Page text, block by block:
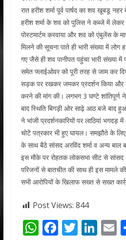
रात हरीश शर्मा पूर्व पार्षद का शव खूबडू नहर
हरीश शर्मा के शव को पुलिस ने कब्जे में
पोस्टमार्टम करवाया और शव को एंबुलेंस के
मिलने की सूचना पाते ही भारी संख्या में लोग
गए जैसे ही शव पानीपत पहुंचा भारी संख्या में
समेत फ्लाईओवर को पूरी तरह से जाम कर
सड़क पर रखकर जमकर प्रदर्शन किया और
करने की मांग की। लगभग 3 घण्टे शांतिपूर्ण
बाद स्थिति बिगड़ी ओर साढ़े आठ बजे बाद
ने भांजी प्रदर्शनकारियों पर लाठियां भगदड़
चोटें पत्रकार भी हुए घायल। समझौते के लिए
के साथ बैठे सांसद अरविंद शर्मा व अन्य बाल
इस मौके पर रोहतक लोकसभा सीट से सांसद
परिजनों से बातचीत की साथ ही इस मामले
सभी आरोपियों के खिलाफ सख्त से सख्त
Post Views: 844
W F T Li E